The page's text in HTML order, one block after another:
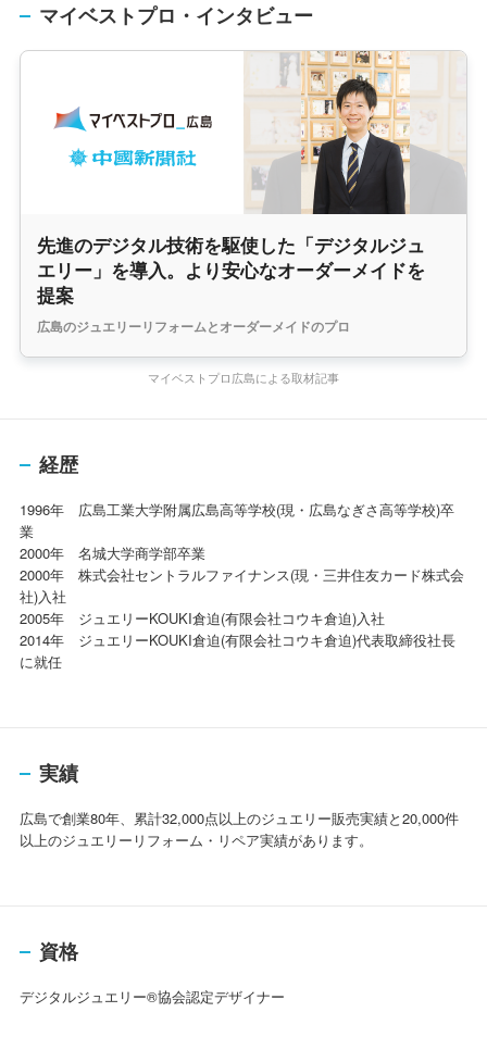
マイベストプロ・インタビュー
先進のデジタル技術を駆使した「デジタルジュ
エリー」を導入。より安心なオーダーメイドを
提案
広島のジュエリーリフォームとオーダーメイドのプロ
マイベストプロ広島による取材記事
経歴
1996年 広島工業大学附属広島高等学校(現・広島なぎさ高等学校)卒
業
2000年 名城大学商学部卒業
2000年 株式会社セントラルファイナンス(現・三井住友カード株式会
社)入社
2005年 ジュエリーKOUKI倉迫(有限会社コウキ倉迫)入社
2014年 ジュエリーKOUKI倉迫(有限会社コウキ倉迫)代表取締役社長
に就任
実績
広島で創業80年、累計32,000点以上のジュエリー販売実績と20,000件
以上のジュエリーリフォーム・リペア実績があります。
資格
デジタルジュエリー®協会認定デザイナー